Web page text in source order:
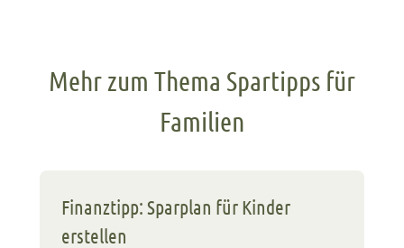
Mehr zum Thema Spartipps für
Familien
Finanztipp: Sparplan für Kinder
erstellen